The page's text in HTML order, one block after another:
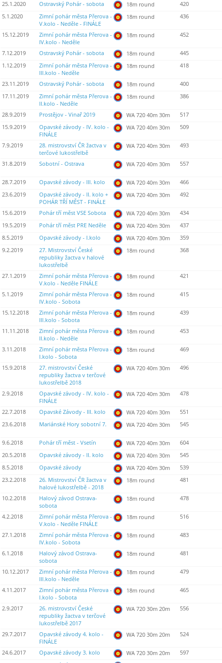
25.1.2020 Ostravský Pohár - sobota 18m round
420
5.1.2020
Zimní pohár města Přerova -
V.kolo - Neděle - FINÁLE
18m round 436
15.12.2019
Zimní pohár města Přerova -
IV.kolo - Neděle
18m round 452
7.12.2019 Ostravský Pohár - sobota 18m round
445
1.12.2019
Zimní pohár města Přerova -
III.kolo - Neděle
18m round 418
23.11.2019 Ostravský Pohár - sobota 18m round
400
17.11.2019
Zimní pohár města Přerova -
II.kolo - Neděle
18m round 386
28.9.2019 Prostějov - Vinař 2019 WA 720 40m 30m
517
15.9.2019
Opavské závody - IV. kolo -
FINÁLE
WA 720 40m 30m 509
7.9.2019
28. mistrovství ČR žactva v
terčové lukostřelbě
WA 720 40m 30m 493
31.8.2019 Sobotní - Ostrava WA 720 40m 30m 557
28.7.2019 Opavské závody - III. kolo WA 720 40m 30m
466
23.6.2019
Opavské závody - II. kolo +
POHÁR TŘÍ MĚST - FINÁLE
WA 720 40m 30m 492
15.6.2019 Pohár tří měst VSE Sobota WA 720 40m 30m
434
19.5.2019
Pohár tří měst PRE Neděle WA 720 40m 30m
437
8.5.2019
Opavské závody - I.kolo WA 720 40m 30m
359
9.2.2019
27. Mistrovství České
republiky žactva v halové
lukostřelbě
18m round 368
27.1.2019
Zimní pohár města Přerova -
V.kolo - Neděle FINÁLE
18m round 421
5.1.2019
Zimní pohár města Přerova -
IV.kolo - Sobota
18m round 415
15.12.2018
Zimní pohár města Přerova -
III.kolo - Sobota
18m round 439
11.11.2018
Zimní pohár města Přerova -
II.kolo - Neděle
18m round 453
3.11.2018
Zimní pohár města Přerova -
I.kolo - Sobota
18m round 469
15.9.2018
27. mistrovství České
republiky žactva v terčové
lukostřelbě 2018
WA 720 40m 30m 496
2.9.2018
Opavské závody - IV. kolo -
FINÁLE
WA 720 40m 30m 478
22.7.2018 Opavské Závody - III. kolo WA 720 40m 30m
551
23.6.2018
Mariánské Hory sobotní 7. WA 720 40m 30m 545
9.6.2018 Pohár tří měst - Vsetín WA 720 40m 30m
604
20.5.2018
Opavské závody - II. kolo WA 720 40m 30m
545
8.5.2018
Opavské závody WA 720 40m 30m
539
23.2.2018
26. Mistrovství ČR žactva v
halové lukostřelbě - 2018
18m round 481
10.2.2018
Halový závod Ostrava-
sobota
18m round 478
4.2.2018
Zimní pohár města Přerova -
V.kolo - Neděle FINÁLE
18m round 516
27.1.2018
Zimní pohár města Přerova -
IV.kolo - Sobota
18m round 483
6.1.2018
Halový závod Ostrava-
sobota
18m round 481
10.12.2017
Zimní pohár města Přerova -
III.kolo - Neděle
18m round 479
4.11.2017
Zimní pohár města Přerova -
I.kolo - Sobota
18m round 465
2.9.2017
26. mistrovství České
republiky žactva v terčové
lukostřelbě 2017
WA 720 30m 20m 556
29.7.2017
Opavské závody 4. kolo -
FINÁLE
WA 720 30m 20m 524
24.6.2017 Opavské závody 3. kolo WA 720 30m 20m
597